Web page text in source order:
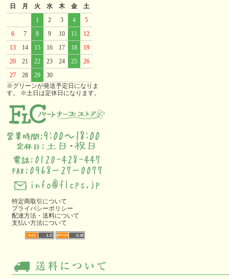
日
月 火 水 木 金
土
1
2 3 4
5
6
7 8 9 10 11
12
13
14 15 16 17 18
19
20
21 22 23 24 25
26
27
28 29
30
※グリーンが発送予定日になりま
す。 ※土日は定休日になります。
特定商取引について
プライバシーポリシー
配達方法・送料について
支払い方法について